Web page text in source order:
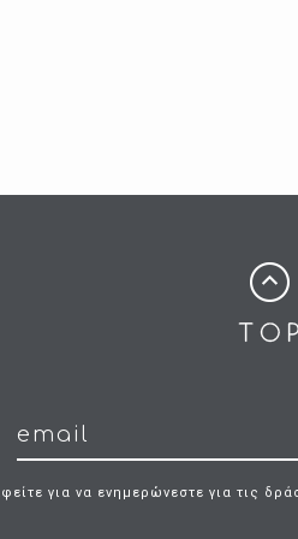
για να ενημερώνεστε για τις